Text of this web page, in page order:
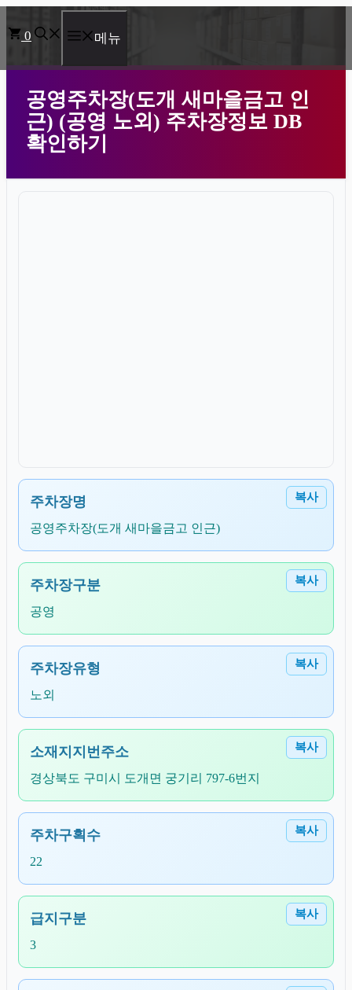
텐
0 메뉴
공영주차장(도개 새마을금고 인
근) (공영 노외) 주차장정보 DB
확인하기
복사
주차장명
공영주차장(도개 새마을금고 인근)
복사
주차장구분
공영
복사
주차장유형
노외
복사
소재지지번주소
경상북도 구미시 도개면 궁기리 797-6번지
복사
주차구획수
22
복사
급지구분
3